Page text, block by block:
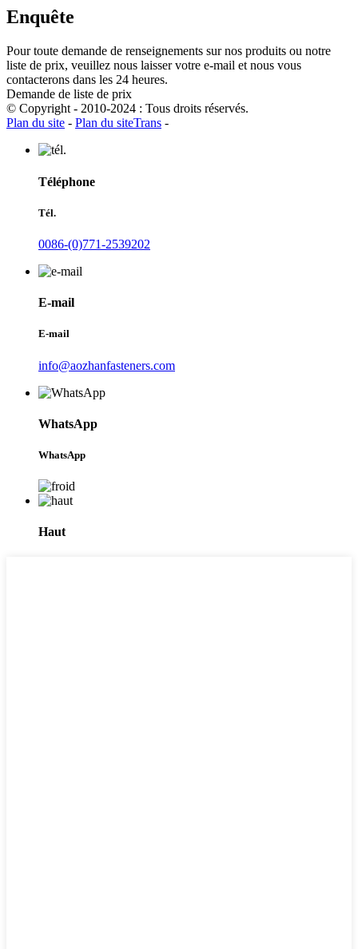
Enquête
Pour toute demande de renseignements sur nos produits ou notre
liste de prix, veuillez nous laisser votre e-mail et nous vous
contacterons dans les 24 heures.
Demande de liste de prix
© Copyright - 2010-2024 : Tous droits réservés.
Plan du site - Plan du siteTrans -
Téléphone
Tél.
0086-(0)771-2539202
E-mail
E-mail
info@aozhanfasteners.com
WhatsApp
WhatsApp
Haut